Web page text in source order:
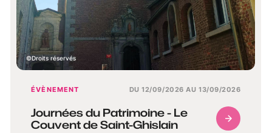
Droits réservés
ÉVÈNEMENT DU 12/09/2026 AU 13/09/2026
Journées du Patrimoine - Le
Couvent de Saint-Ghislain